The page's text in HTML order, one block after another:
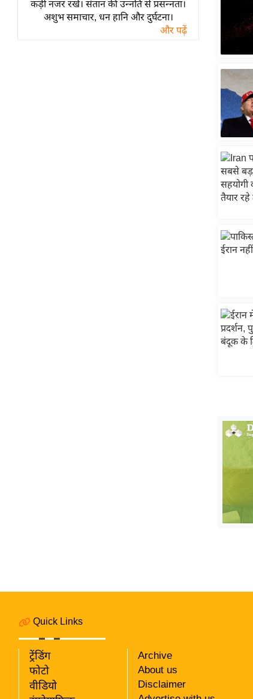
ब्यूटी/फैशन
विधानसभा
चुनाव
फोटो
वीडियो
कड़ी नजर रखें। संतान की उन्नति से प्रसन्नता।
अशुभ समाचार, धन हानि और दुर्घटना।
और पढ़ें
Quick Links
ट्रेंडिंग
फोटो
वीडियो
Archive
About us
Disclaimer